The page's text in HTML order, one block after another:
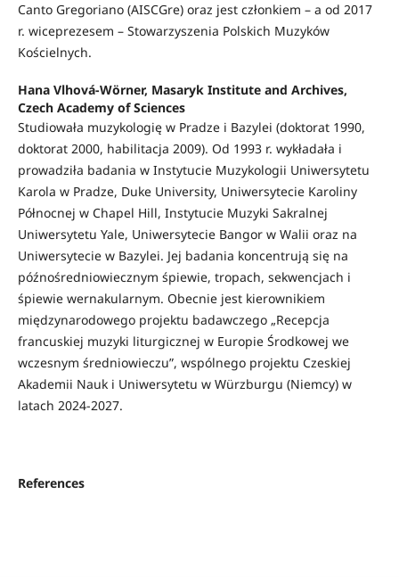
Canto Gregoriano (AISCGre) oraz jest członkiem – a od 2017
r. wiceprezesem – Stowarzyszenia Polskich Muzyków
Kościelnych.
Hana Vlhová-Wörner, Masaryk Institute and Archives,
Czech Academy of Sciences
Studiowała muzykologię w Pradze i Bazylei (doktorat 1990,
doktorat 2000, habilitacja 2009). Od 1993 r. wykładała i
prowadziła badania w Instytucie Muzykologii Uniwersytetu
Karola w Pradze, Duke University, Uniwersytecie Karoliny
Północnej w Chapel Hill, Instytucie Muzyki Sakralnej
Uniwersytetu Yale, Uniwersytecie Bangor w Walii oraz na
Uniwersytecie w Bazylei. Jej badania koncentrują się na
późnośredniowiecznym śpiewie, tropach, sekwencjach i
śpiewie wernakularnym. Obecnie jest kierownikiem
międzynarodowego projektu badawczego „Recepcja
francuskiej muzyki liturgicznej w Europie Środkowej we
wczesnym średniowieczu”, wspólnego projektu Czeskiej
Akademii Nauk i Uniwersytetu w Würzburgu (Niemcy) w
latach 2024-2027.
References